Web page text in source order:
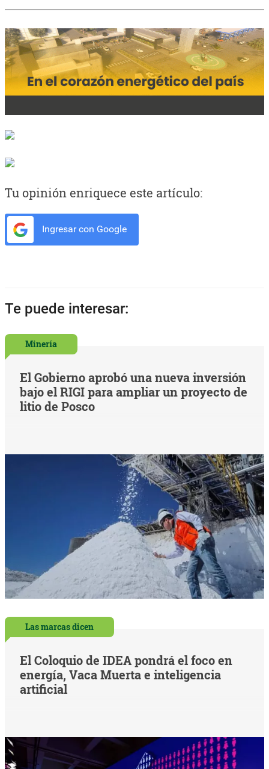
Tu opinión enriquece este artículo:
Ingresar con Google
Te puede interesar:
Minería
El Gobierno aprobó una nueva inversión
bajo el RIGI para ampliar un proyecto de
litio de Posco
Las marcas dicen
El Coloquio de IDEA pondrá el foco en
energía, Vaca Muerta e inteligencia
artificial